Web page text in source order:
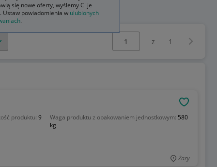
Wybierz stronę:
z 1
produktu:9
Waga produktu z opakowaniem jednostkowym: 580
kg
Żary
się nowe oferty, wyślemy Ci je
Ustaw powiadomienia w ulubionych
.